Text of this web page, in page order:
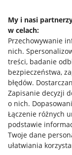
My i nasi
w celach:
Przechowywanie
nich.
treści, badanie
bezpieczeństwa,
błędów.
Zapisanie decyzji
o nich.
Łączenie różnych
podstawie
Twoje dane
ułatwiania
Allegro Gadane dla
Allegro Gadane
Mapa
Informacje
Regulamin
Polityka plików
Ustawienia plików